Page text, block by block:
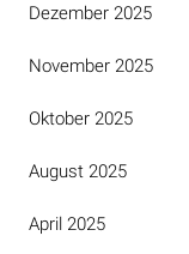
Dezember 2025
November 2025
Oktober 2025
August 2025
April 2025